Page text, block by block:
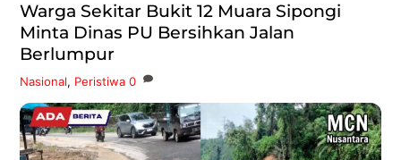
Warga Sekitar Bukit 12 Muara Sipongi
Minta Dinas PU Bersihkan Jalan
Berlumpur
Nasional, Peristiwa 0